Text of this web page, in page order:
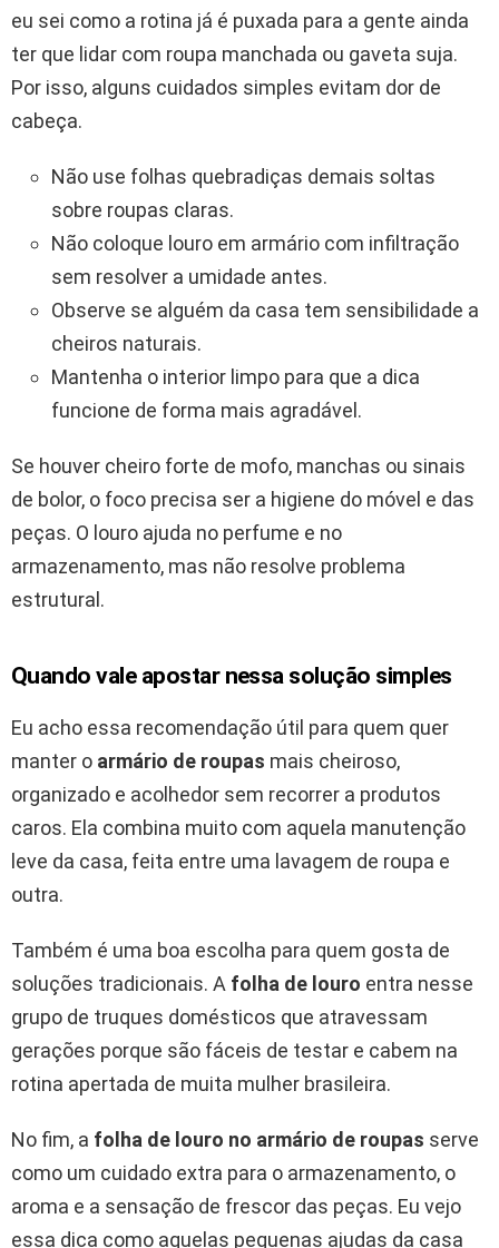
eu sei como a rotina já é puxada para a gente ainda
ter que lidar com roupa manchada ou gaveta suja.
Por isso, alguns cuidados simples evitam dor de
cabeça.
Não use folhas quebradiças demais soltas
sobre roupas claras.
Não coloque louro em armário com infiltração
sem resolver a umidade antes.
Observe se alguém da casa tem sensibilidade a
cheiros naturais.
Mantenha o interior limpo para que a dica
funcione de forma mais agradável.
Se houver cheiro forte de mofo, manchas ou sinais
de bolor, o foco precisa ser a higiene do móvel e das
peças. O louro ajuda no perfume e no
armazenamento, mas não resolve problema
estrutural.
Quando vale apostar nessa solução simples
Eu acho essa recomendação útil para quem quer
manter o armário de roupas mais cheiroso,
organizado e acolhedor sem recorrer a produtos
caros. Ela combina muito com aquela manutenção
leve da casa, feita entre uma lavagem de roupa e
outra.
Também é uma boa escolha para quem gosta de
soluções tradicionais. A folha de louro entra nesse
grupo de truques domésticos que atravessam
gerações porque são fáceis de testar e cabem na
rotina apertada de muita mulher brasileira.
No fim, a folha de louro no armário de roupas serve
como um cuidado extra para o armazenamento, o
aroma e a sensação de frescor das peças. Eu vejo
essa dica como aquelas pequenas ajudas da casa